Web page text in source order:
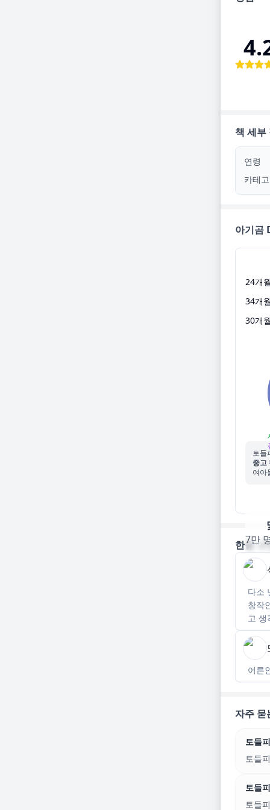
책 세부
연령
카테
아기곰
24개
34개
30개
토들
중고
여아
7만
한줄 코
다소
창작
고
어른
자주 묻
토들
토들
토들
토들